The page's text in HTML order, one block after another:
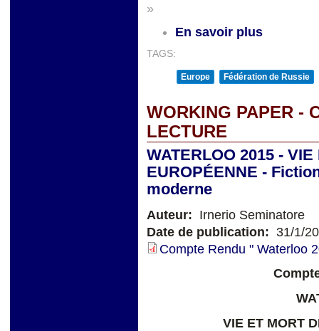
»
En savoir plus
TAGS:
Europe Fédération de Russie
WORKING PAPER -
LECTURE
WATERLOO 2015 -
EUROPÉENNE -
moderne
Auteur: Irnerio Seminatore
Date de publication: 31/1/
Compte Rendu " Waterloo
VIE ET MORT